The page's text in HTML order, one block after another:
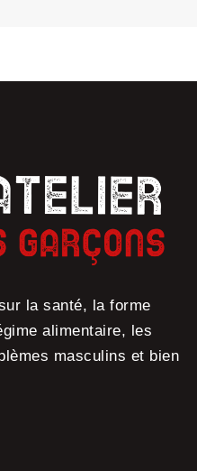
la santé, la forme
alimentaire, les
masculins et bien